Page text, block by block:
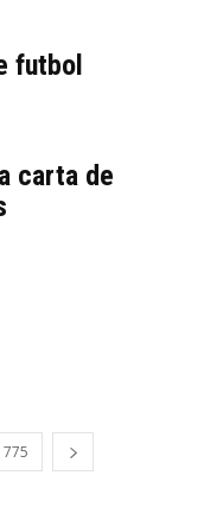
futbol
carta de
775